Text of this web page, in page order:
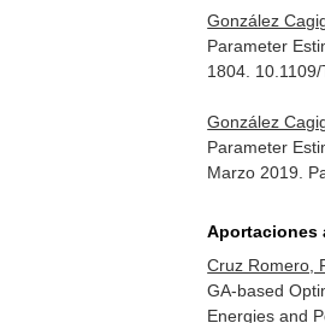
González
Parameter
1804.
González
Parameter
Marzo 2019.
Aportaciones
Cruz Romero,
GA-based
Energies and